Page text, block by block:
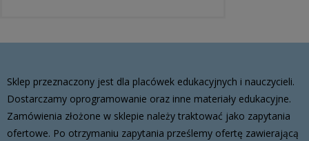
Sklep przeznaczony jest dla placówek edukacyjnych i nauczycieli.
Dostarczamy oprogramowanie oraz inne materiały edukacyjne.
Zamówienia złożone w sklepie należy traktować jako zapytania
ofertowe. Po otrzymaniu zapytania prześlemy ofertę zawierającą